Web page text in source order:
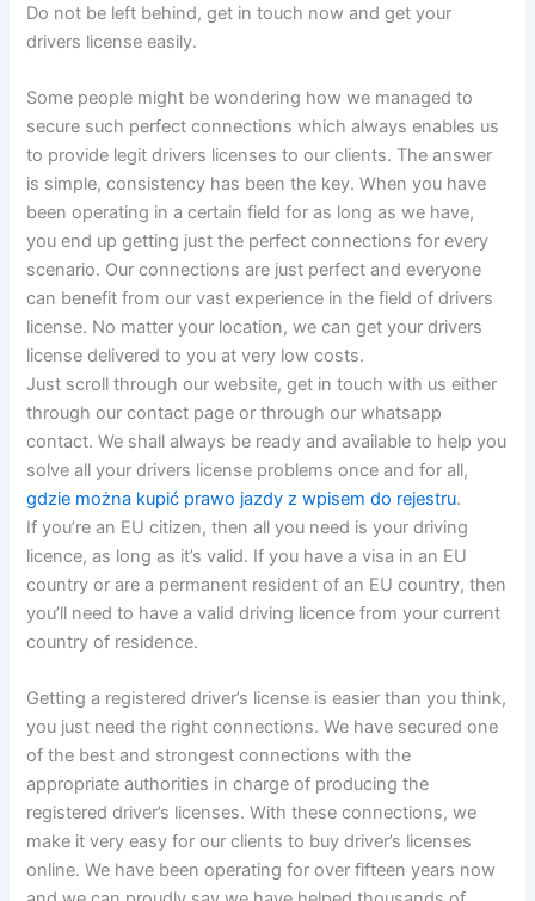
Do not be left behind, get in touch now and get your
drivers license easily.
Some people might be wondering how we managed to
secure such perfect connections which always enables us
to provide legit drivers licenses to our clients. The answer
is simple, consistency has been the key. When you have
been operating in a certain field for as long as we have,
you end up getting just the perfect connections for every
scenario. Our connections are just perfect and everyone
can benefit from our vast experience in the field of drivers
license. No matter your location, we can get your drivers
license delivered to you at very low costs.
Just scroll through our website, get in touch with us either
through our contact page or through our whatsapp
contact. We shall always be ready and available to help you
solve all your drivers license problems once and for all,
gdzie można kupić prawo jazdy z wpisem do rejestru.
If you’re an EU citizen, then all you need is your driving
licence, as long as it’s valid. If you have a visa in an EU
country or are a permanent resident of an EU country, then
you’ll need to have a valid driving licence from your current
country of residence.
Getting a registered driver’s license is easier than you think,
you just need the right connections. We have secured one
of the best and strongest connections with the
appropriate authorities in charge of producing the
registered driver’s licenses. With these connections, we
make it very easy for our clients to buy driver’s licenses
online. We have been operating for over fifteen years now